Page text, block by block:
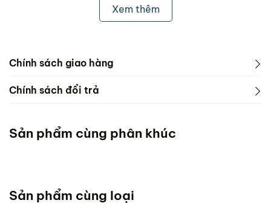
Xem thêm
Chính sách giao hàng
1. Freeship & Lắp đặt cho khách hàng các tỉnh thành
Miền Bắc
Đà Nẵng :Thứ 7 mỗi tuần ( Chốt đơn chậm nhất thứ
Chính sách đổi trả
Sản phẩm cùng phân khúc
Sản phẩm cùng loại